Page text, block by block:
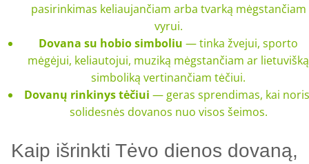
pasirinkimas keliaujančiam arba tvarką mėgstančiam
vyrui.
Dovana su hobio simboliu — tinka žvejui, sporto
mėgėjui, keliautojui, muziką mėgstančiam ar lietuvišką
simboliką vertinančiam tėčiui.
Dovanų rinkinys tėčiui — geras sprendimas, kai
solidesnės dovanos nuo visos šeimos.
Kaip išrinkti Tėvo dienos dovaną,